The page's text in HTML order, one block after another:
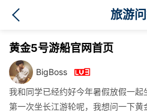
旅游
黄金5号游船官网首页
BigBoss 
我和同学已经约好今年暑假放假一
第一次坐长江游轮呢，我想问一下